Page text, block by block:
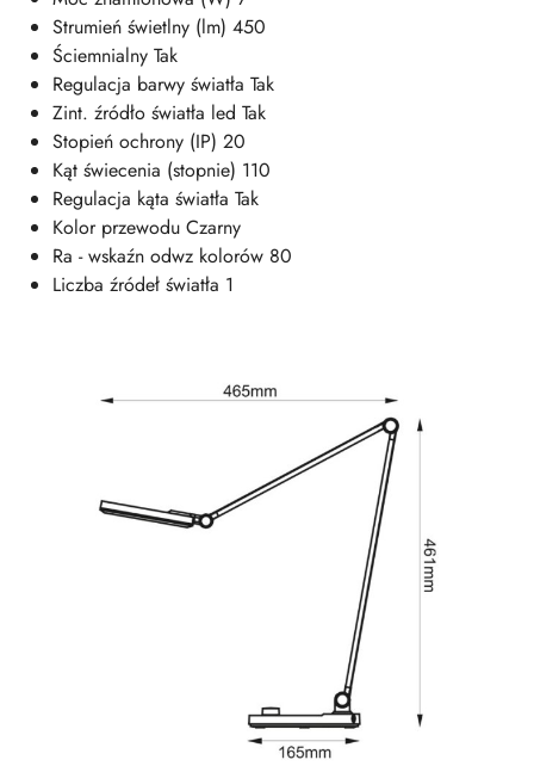
Strumień świetlny (lm) 450
Ściemnialny Tak
Regulacja barwy światła Tak
Zint. źródło światła led Tak
Stopień ochrony (IP) 20
Kąt świecenia (stopnie) 110
Regulacja kąta światła Tak
Kolor przewodu Czarny
Ra - wskaźn odwz kolorów 80
Liczba źródeł światła 1